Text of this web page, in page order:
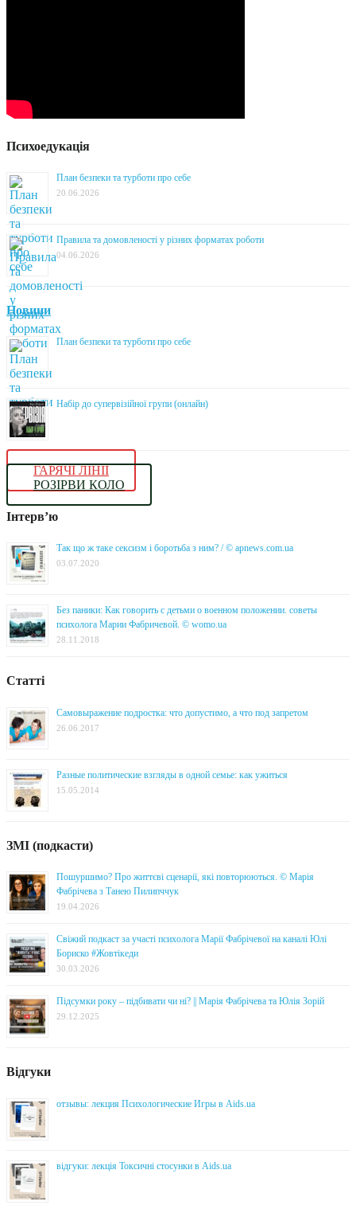
Психоедукація
План безпеки та турботи про себе
20.06.2026
Правила та домовленості у різних форматах роботи
04.06.2026
Новини
План безпеки та турботи про себе
Набір до супервізійної групи (онлайн)
ГАРЯЧІ ЛІНІЇ
РОЗІРВИ КОЛО
Інтерв’ю
Так що ж таке сексизм і боротьба з ним? / © apnews.com.ua
03.07.2020
Без паники: Как говорить с детьми о военном положении. советы
психолога Марии Фабричевой. © womo.ua
28.11.2018
Статті
Самовыражение подростка: что допустимо, а что под запретом
26.06.2017
Разные политические взгляды в одной семье: как ужиться
15.05.2014
ЗМІ (подкасти)
Пошуршимо? Про життєві сценарії, які повторюються. © Марія
Фабрічева з Танею Пилипччук
19.04.2026
Свіжий подкаст за участі психолога Марії Фабрічевої на каналі Юлі
Бориско #Жовтікеди
30.03.2026
Підсумки року – підбивати чи ні? || Марія Фабрічева та Юлія Зорій
29.12.2025
Відгуки
отзывы: лекция Психологические Игры в Aids.ua
відгуки: лекція Токсичні стосунки в Aids.ua